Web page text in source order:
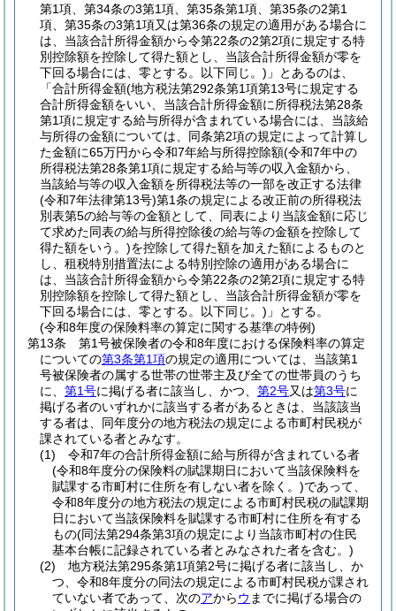
第1項、第34条の3第1項、第35条第1項、第35条の2第1
項、第35条の3第1項又は第36条の規定の適用がある場合に
は、当該合計所得金額から令第22条の2第2項に規定する特
別控除額を控除して得た額とし、当該合計所得金額が零を
下回る場合には、零とする。以下同じ。) 」とあるのは、
「合計所得金額(地方税法第292条第1項第13号に規定する
合計所得金額をいい、当該合計所得金額に所得税法第28条
第1項に規定する給与所得が含まれている場合には、当該給
与所得の金額については、同条第2項の規定によって計算し
た金額に65万円から令和7年給与所得控除額(令和7年中の
所得税法第28条第1項に規定する給与等の収入金額から、
当該給与等の収入金額を所得税法等の一部を改正する法律
(令和7年法律第13号)第1条の規定による改正前の所得税法
別表第5の給与等の金額として、同表により当該金額に応じ
て求めた同表の給与所得控除後の給与等の金額を控除して
得た額をいう。)を控除して得た額を加えた額によるものと
し、租税特別措置法による特別控除の適用がある場合に
は、当該合計所得金額から令第22条の2第2項に規定する特
別控除額を控除して得た額とし、当該合計所得金額が零を
下回る場合には、零とする。以下同じ。) 」とする。
(令和8年度の保険料率の算定に関する基準の特例)
第13条
第1号被保険者の令和8年度における保険料率の算定
についての第3条第1項の規定の適用については、当該第1
号被保険者の属する世帯の世帯主及び全ての世帯員のうち
に、 第1号に掲げる者に該当し、かつ、 第2号又は第3号に
掲げる者のいずれかに該当する者があるときは、当該該当
する者は、同年度分の地方税法の規定による市町村民税が
課されている者とみなす。
(1)
令和7年の合計所得金額に給与所得が含まれている者
(令和8年度分の保険料の賦課期日において当該保険料を
賦課する市町村に住所を有しない者を除く。)であって、
令和8年度分の地方税法の規定による市町村民税の賦課期
日において当該保険料を賦課する市町村に住所を有する
もの(同法第294条第3項の規定により当該市町村の住民
基本台帳に記録されている者とみなされた者を含む。)
(2)
地方税法第295条第1項第2号に掲げる者に該当し、か
つ、令和8年度分の同法の規定による市町村民税が課され
ていない者であって、次のアからウ までに掲げる場合の